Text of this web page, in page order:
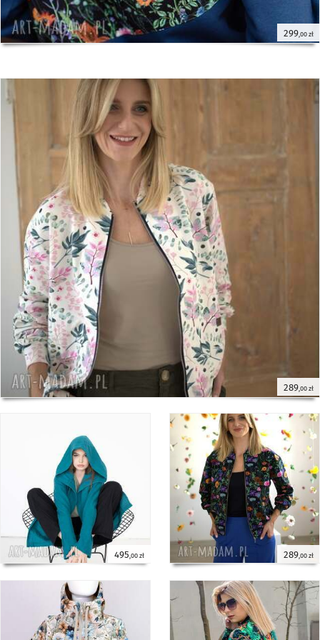
299,00 zł
289,00 zł
495 ,00 zł 289,00 zł